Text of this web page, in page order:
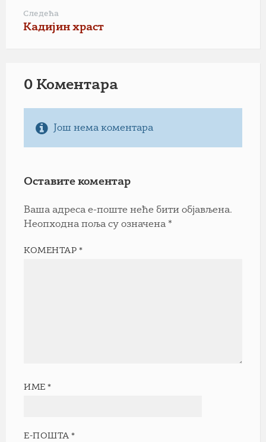
Следећа
Кадијин храст
0 Коментарa
Још нема коментара
Оставите коментар
Ваша адреса е-поште неће бити објављена.
Неопходна поља су означена *
КОМЕНТАР*
ИМЕ*
Е-ПОШТА*